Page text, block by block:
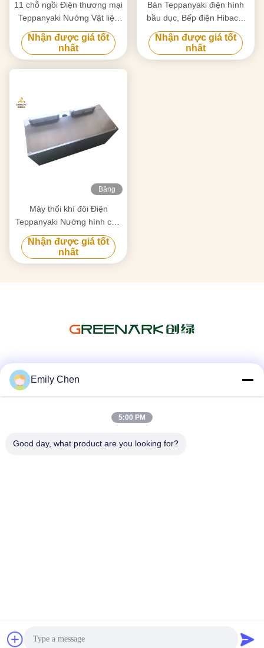
11 chỗ ngồi Điện thương mại
Teppanyaki Nướng Vật liệu
thép không gỉ
Nhận được giá tốt
nhất
Bàn Teppanyaki điện hình
bầu dục, Bếp điện Hibachi
Commerical
Nhận được giá tốt
nhất
Băng
Máy thổi khí đôi Điện
Teppanyaki Nướng hình chữ
nhật cho nhà hàng
Nhận được giá tốt
nhất
cấp. 2016-2026 Shanghai Chuanglv Catering Equipment Co., Ltd
Emily Chen
5:00 PM
Good day, what product are you looking for?